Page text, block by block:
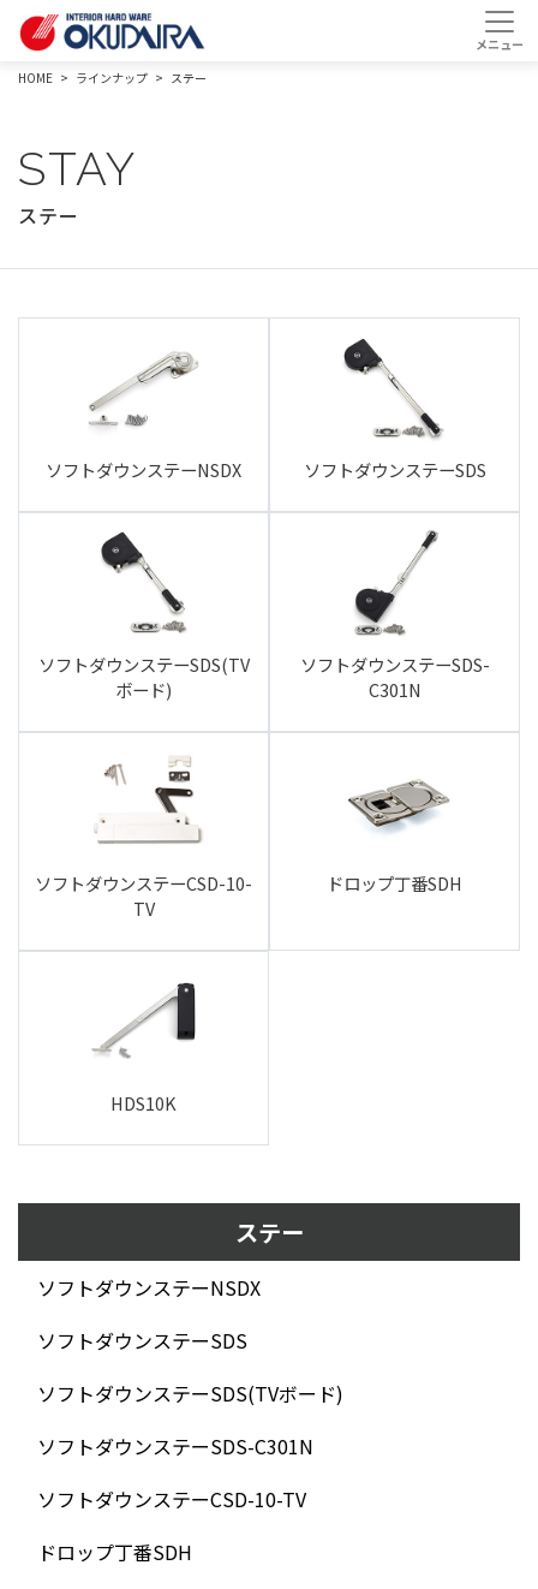
HOME ラインナップ ステー
STAY
ステー
ソフトダウンステーNSDX ソフトダウンステーSDS
ソフトダウンステーSDS(TV
ボード)
ソフトダウンステーSDS-
C301N
ソフトダウンステーCSD-10-
TV
ドロップ丁番SDH
HDS10K
ステー
ソフトダウンステーNSDX
ソフトダウンステーSDS
ソフトダウンステーSDS(TVボード)
ソフトダウンステーSDS-C301N
ソフトダウンステーCSD-10-TV
ドロップ丁番SDH